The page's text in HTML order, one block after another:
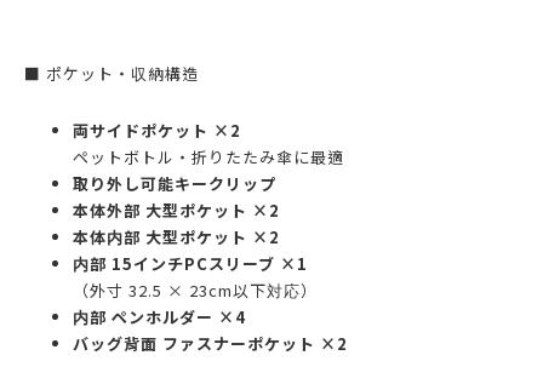
■ ポケット・収納構造
両サイドポケット ×2
ペットボトル・折りたたみ傘に最適
取り外し可能キークリップ
本体外部 大型ポケット ×2
本体内部 大型ポケット ×2
内部 15インチPCスリーブ ×1
（外寸 32.5 × 23cm以下対応）
内部 ペンホルダー ×4
バッグ背面 ファスナーポケット ×2